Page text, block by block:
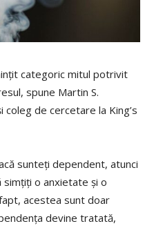
categoric mitul potrivit
spune Martin S.
de cercetare la King’s
sunteți dependent, atunci
simțiți o anxietate și o
acestea sunt doar
devine tratată,